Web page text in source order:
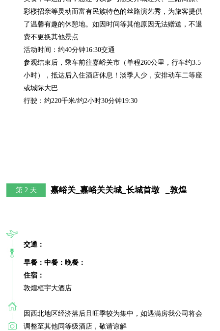
彩楼招亲等灵动而富有民族特色的丝路演艺秀，为旅客提供
了温馨有趣的休憩地。如因时间等其他原因无法赠送，不退
费不更换其他景点
活动时间：约40分钟16:30交通
参观结束后，乘车前往嘉峪关市（单程260公里，行车约3.5
小时），抵达后入住酒店休息！淡季人少，安排动车二等座
或城际大巴
行驶：约220千米/约2小时30分钟19:30
第 2 天 嘉峪关_嘉峪关关城_长城首墩   _敦煌
交通：
早餐：中餐：晚餐：
住宿：
敦煌桓宇大酒店
因西北地区经济落后且旺季较为集中，如遇满房我公司将会
调整至其他同等级酒店，敬请谅解